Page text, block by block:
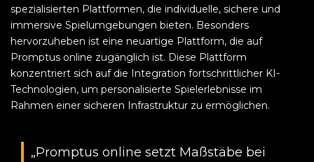
spezialisierten Plattformen, die individuelle, sichere und
immersive Spielumgebungen bieten. Besonders
hervorzuheben ist eine neuartige Plattform, die auf
Promptus online zugänglich ist. Diese Plattform
konzentriert sich auf die Integration fortschrittlicher KI-
Technologien, um personalisierte Spielerlebnisse im
Rahmen einer sicheren Infrastruktur zu ermöglichen.
„Promptus online setzt Maßstäbe bei